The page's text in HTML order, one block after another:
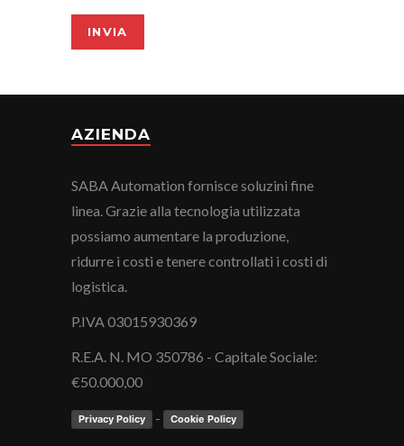
AZIENDA
SABA Automation fornisce soluzini fine
linea. Grazie alla tecnologia utilizzata
possiamo aumentare la produzione,
ridurre i costi e tenere controllati i costi di
logistica.
P.IVA 03015930369
R.E.A. N. MO 350786 - Capitale Sociale:
€50.000,00
Privacy Policy - Cookie Policy